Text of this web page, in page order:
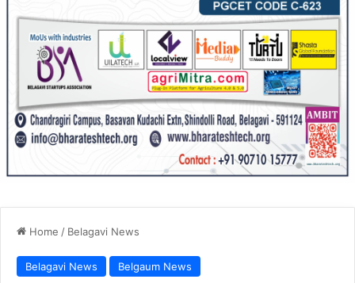
Home / Belagavi News
Belagavi News Belgaum News